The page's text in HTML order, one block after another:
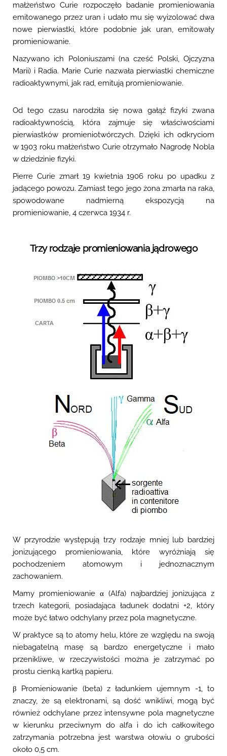
małżeństwo Curie rozpoczęło badanie promieniowania
emitowanego przez uran i udało mu się wyizolować dwa
nowe pierwiastki, które podobnie jak uran, emitowały
promieniowanie.
Nazywano ich Poloniuszami (na cześć Polski, Ojczyzna
Marii) i Radia. Marie Curie nazwała pierwiastki chemiczne
radioaktywnymi, jak rad, emitują promieniowanie.
Od tego czasu narodziła się nowa gałąź fizyki zwana
radioaktywnością, która zajmuje się właściwościami
pierwiastków promieniotwórczych. Dzięki ich odkryciom
w 1903 roku małżeństwo Curie otrzymało Nagrodę Nobla
w dziedzinie fizyki.
Pierre Curie zmarł 19 kwietnia 1906 roku po upadku z
jadącego powozu. Zamiast tego jego żona zmarła na raka,
spowodowane nadmierną ekspozycją na
promieniowanie, 4 czerwca 1934 r.
Trzy rodzaje promieniowania jądrowego
W przyrodzie występują trzy rodzaje mniej lub bardziej
jonizującego promieniowania, które wyróżniają się
pochodzeniem atomowym i jednoznacznym
zachowaniem.
Mamy promieniowanie α (Alfa) najbardziej jonizująca z
trzech kategorii, posiadająca ładunek dodatni +2, który
może być łatwo odchylany przez pola magnetyczne.
W praktyce są to atomy helu, które ze względu na swoją
niebagatelną masę są bardzo energetyczne i mało
przenikliwe, w rzeczywistości można je zatrzymać po
prostu cienką kartką papieru.
β Promieniowanie (beta) z ładunkiem ujemnym -1, to
znaczy, że są elektronami, są dość wnikliwi, mogą być
również odchylane przez intensywne pola magnetyczne
w kierunku przeciwnym do alfa i do ich całkowitego
zatrzymania potrzebna jest warstwa ołowiu o grubości
około 0,5 cm.